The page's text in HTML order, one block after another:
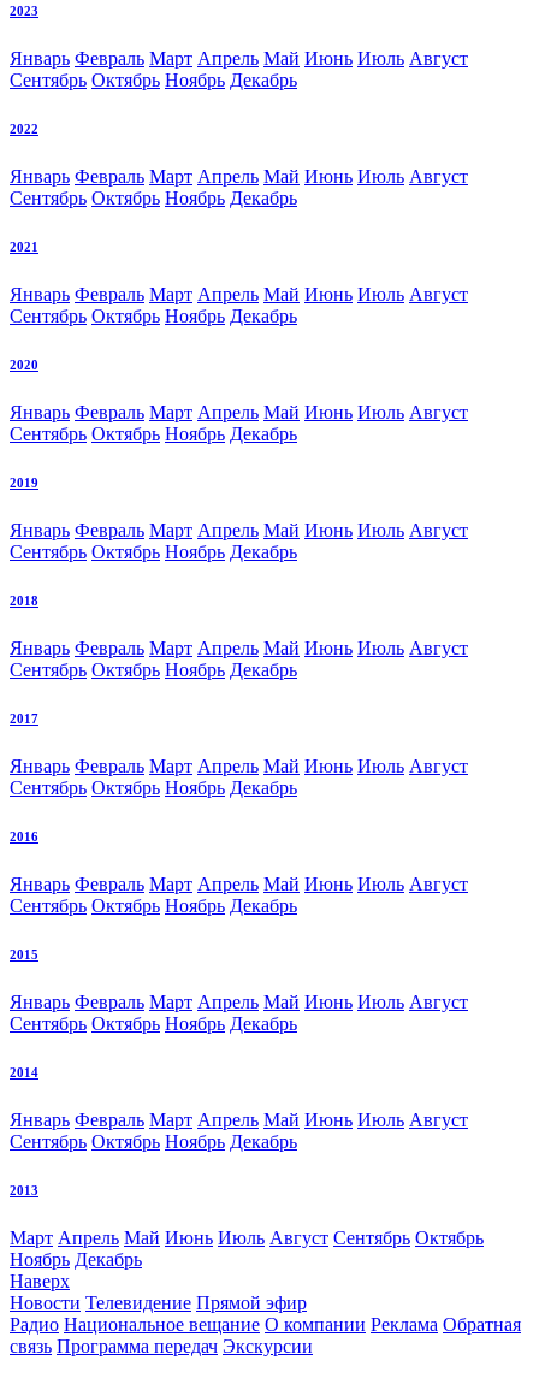
2023
Январь Февраль Март Апрель Май Июнь Июль Август
Сентябрь Октябрь Ноябрь Декабрь
2022
Январь Февраль Март Апрель Май Июнь Июль Август
Сентябрь Октябрь Ноябрь Декабрь
2021
Январь Февраль Март Апрель Май Июнь Июль Август
Сентябрь Октябрь Ноябрь Декабрь
2020
Январь Февраль Март Апрель Май Июнь Июль Август
Сентябрь Октябрь Ноябрь Декабрь
2019
Январь Февраль Март Апрель Май Июнь Июль Август
Сентябрь Октябрь Ноябрь Декабрь
2018
Январь Февраль Март Апрель Май Июнь Июль Август
Сентябрь Октябрь Ноябрь Декабрь
2017
Январь Февраль Март Апрель Май Июнь Июль Август
Сентябрь Октябрь Ноябрь Декабрь
2016
Январь Февраль Март Апрель Май Июнь Июль Август
Сентябрь Октябрь Ноябрь Декабрь
2015
Январь Февраль Март Апрель Май Июнь Июль Август
Сентябрь Октябрь Ноябрь Декабрь
2014
Январь Февраль Март Апрель Май Июнь Июль Август
Сентябрь Октябрь Ноябрь Декабрь
2013
Март Апрель Май Июнь Июль Август Сентябрь Октябрь
Ноябрь Декабрь
Наверх
Новости Телевидение Прямой эфир
Радио Национальное вещание О компании Реклама Обратная
связь Программа передач Экскурсии